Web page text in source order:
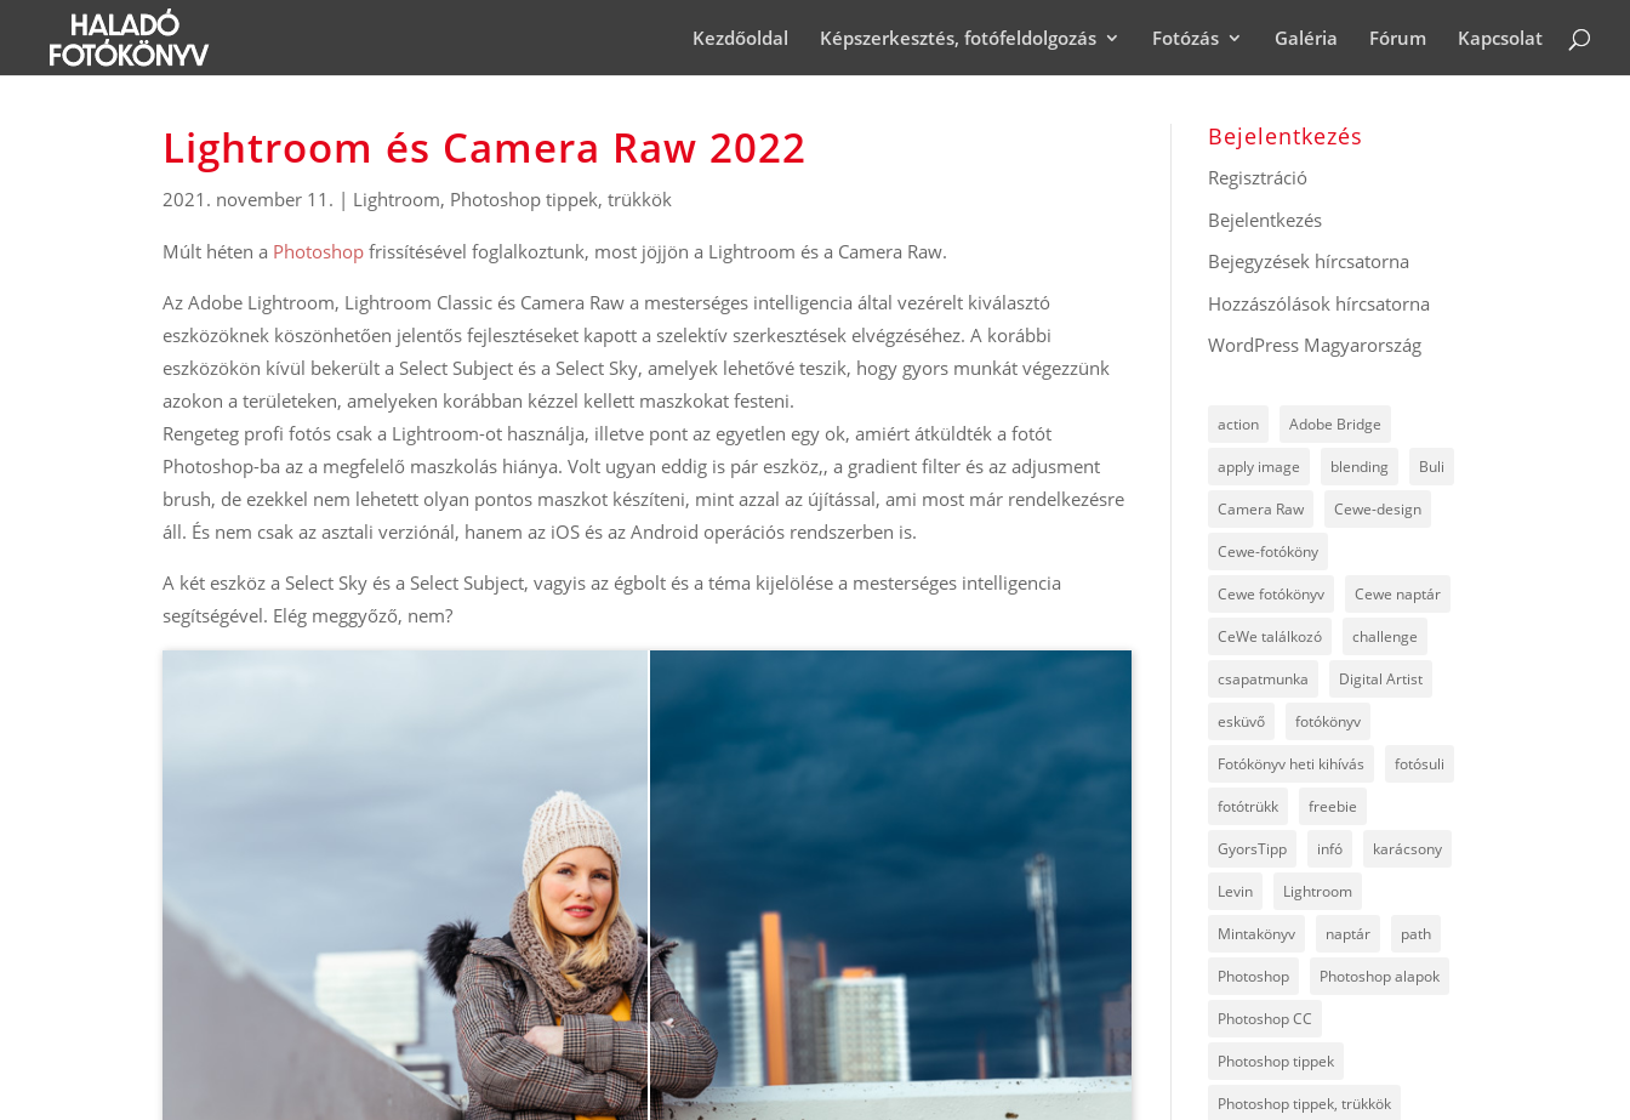
Kezdőoldal Képszerkesztés, fotófeldolgozás Fotózás Galéria Fórum Kapcsolat
Lightroom és Camera Raw 2022
2021. november 11. | Lightroom, Photoshop tippek, trükkök
Múlt héten a Photoshopfrissítésével foglalkoztunk, most jöjjön a Lightroom és a Camera Raw.
Az Adobe Lightroom, Lightroom Classic és Camera Raw a mesterséges intelligencia által vezérelt kiválasztó
eszközöknek köszönhetően jelentős fejlesztéseket kapott a szelektív szerkesztések elvégzéséhez. A korábbi
eszközökön kívül bekerült a Select Subject és a Select Sky, amelyek lehetővé teszik, hogy gyors munkát végezzünk
azokon a területeken, amelyeken korábban kézzel kellett maszkokat festeni.
Rengeteg profi fotós csak a Lightroom-ot használja, illetve pont az egyetlen egy ok, amiért átküldték a fotót
Photoshop-ba az a megfelelő maszkolás hiánya. Volt ugyan eddig is pár eszköz,, a gradient filter és az adjusment
brush, de ezekkel nem lehetett olyan pontos maszkot készíteni, mint azzal az újítással, ami most már rendelkezésre
áll. És nem csak az asztali verziónál, hanem az iOS és az Android operációs rendszerben is.
A két eszköz a Select Sky és a Select Subject, vagyis az égbolt és a téma kijelölése a mesterséges intelligencia
segítségével. Elég meggyőző, nem?
Bejelentkezés
Regisztráció
Bejelentkezés
Bejegyzések hírcsatorna
Hozzászólások hírcsatorna
WordPress Magyarország
action Adobe Bridge
apply image blending Buli
Camera Raw Cewe-design
Cewe-fotóköny
Cewe fotókönyv Cewe naptár
CeWe találkozó challenge
csapatmunka Digital Artist
esküvő fotókönyv
Fotókönyv heti kihívás fotósuli
fotótrükk freebie
GyorsTipp infó karácsony
Levin Lightroom
Mintakönyv naptár path
Photoshop Photoshop alapok
Photoshop CC
Photoshop tippek
Photoshop tippek, trükkök